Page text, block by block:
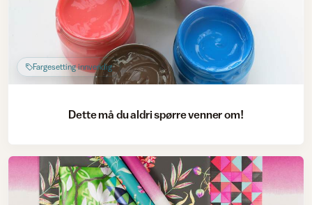
Fargesetting innvendig
Dette må du aldri spørre venner om!